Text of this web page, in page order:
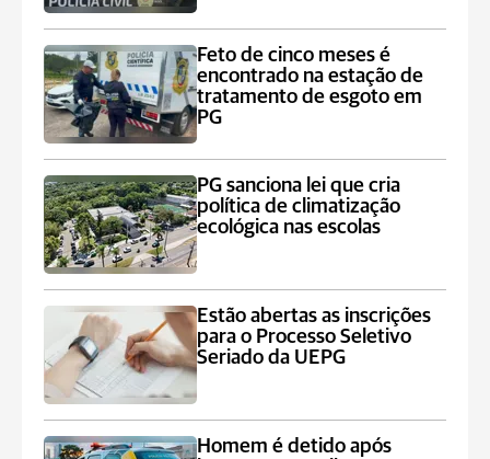
Feto de cinco meses é
encontrado na estação de
tratamento de esgoto em
PG
PG sanciona lei que cria
política de climatização
ecológica nas escolas
Estão abertas as inscrições
para o Processo Seletivo
Seriado da UEPG
Homem é detido após